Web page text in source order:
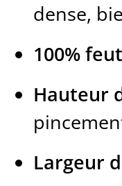
dense,
100%
Hauteur
Largeur